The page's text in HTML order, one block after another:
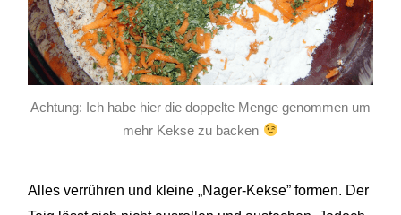
Achtung: Ich habe hier die doppelte Menge genommen um
mehr Kekse zu backen
Alles verrühren und kleine „Nager-Kekse” formen. Der